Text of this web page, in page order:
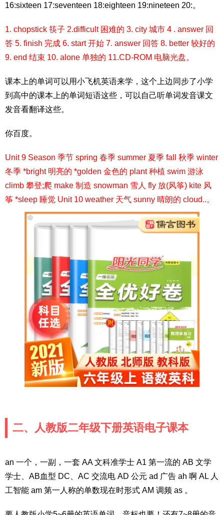
16:sixteen 17:seventeen 18:eighteen 19:nineteen 20:。
1. chopstick 筷子 2.difficult 困难的 3. city 城市 4 . answer 回
答 5. finish 完成 6. start 开始 7. answer 回答 8. better 较好的
9. end 结束 10. alone 单独的 11.CD-ROM 电脑光盘。
课本上的单词可以用小飞机英语来学，这个上边同步了小学
到高中的课本上的单词短语这些，可以自己听单词发音课文
发音看翻译这些。
你百度。
Unit 9 Season 季节 spring 春季 summer 夏季 fall 秋季 winter
冬季 *bright 明亮的 *golden 金色的 plant 种植 swim 游泳
climb 攀登;爬 make 制造 snowman 雪人 fly 放(风筝) kite 风
筝 *sleep 睡觉 Unit 10 weather 天气 sunny 晴朗的 cloud..。
二、人教版二年级下册英语电子课本
an 一个，一副，一套 AA 文科准学士 A1 第一流的 AB 文学
学士、AB血型 DC、AC 交流电 AD 公元 ad 广告 ah 啊 AL 人
工智能 am 第一人称的单数现在时形式 AM 调频 as 。